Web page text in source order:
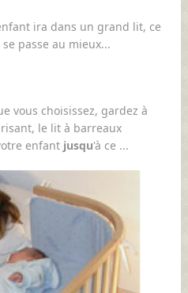
ira dans un grand lit, ce
passe au mieux...
vous choisissez, gardez à
le lit à barreaux
enfant jusqu'à ce ...